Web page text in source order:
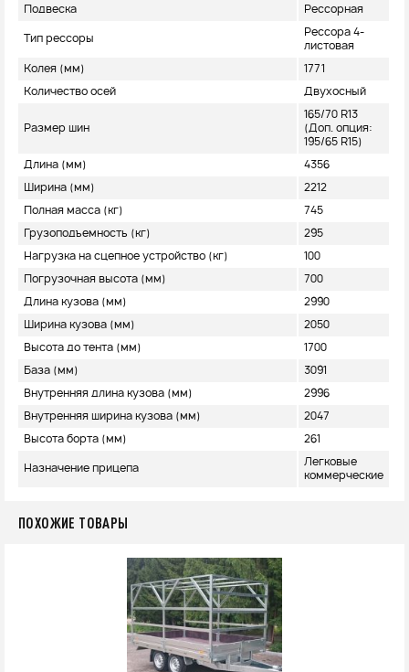
Подвеска Рессорная
Тип рессоры
Рессора 4-
листовая
Колея (мм) 1771
Количество осей Двухосный
Размер шин
165/70 R13
(Доп. опция:
195/65 R15)
Длина (мм) 4356
Ширина (мм) 2212
Полная масса (кг) 745
Грузоподъемность (кг) 295
Нагрузка на сцепное устройство (кг) 100
Погрузочная высота (мм) 700
Длина кузова (мм) 2990
Ширина кузова (мм) 2050
Высота до тента (мм) 1700
База (мм) 3091
Внутренняя длина кузова (мм) 2996
Внутренняя ширина кузова (мм) 2047
Высота борта (мм) 261
Назначение прицепа
Легковые
коммерческие
ПОХОЖИЕ ТОВАРЫ